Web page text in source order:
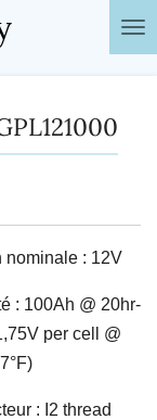
nominale : 12V
: 100Ah @ 20hr-
per cell @
: I2 thread